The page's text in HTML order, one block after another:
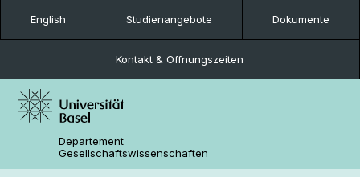
English Studienangebote Dokumente
Kontakt & Öffnungszeiten
Departement
Gesellschaftswissenschaften